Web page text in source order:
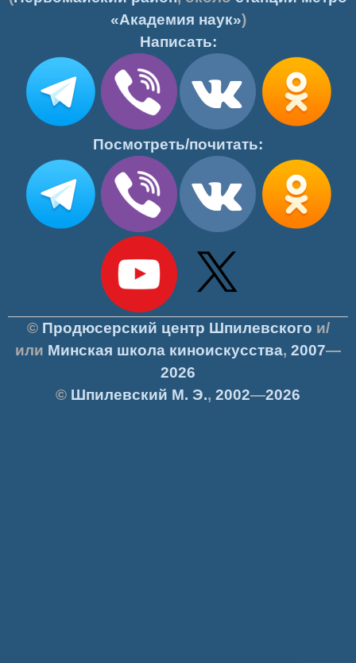
«Академия наук»)
Написать:
Посмотреть/почитать:
© Продюсерский центр Шпилевского и/
или Минская школа киноискусства, 2007—
2026
© Шпилевский М. Э., 2002—2026